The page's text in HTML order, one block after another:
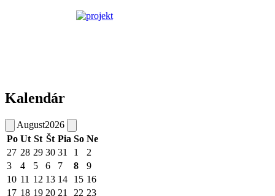
Kalendár
August2026
Po Ut St Št Pia So Ne
27 28 29 30 31 1
2
3
4 5 6 7 8
9
10 11 12 13 14 15 16
17 18 19 20 21 22 23